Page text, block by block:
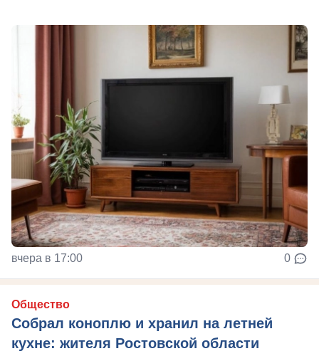
вчера в 17:00 0
Общество
Собрал коноплю и хранил на летней
кухне: жителя Ростовской области